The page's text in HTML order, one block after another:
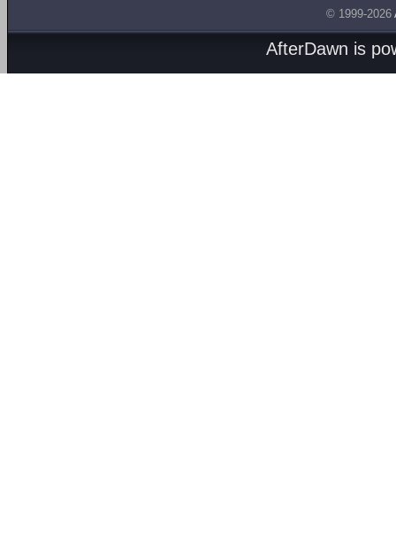
© 1999-2026
AfterDawn is